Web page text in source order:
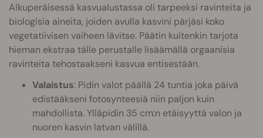
Alkuperäisessä kasvualustassa oli tarpeeksi ravinteita ja
biologisia aineita, joiden avulla kasvini pärjäsi koko
vegetatiivisen vaiheen lävitse. Päätin kuitenkin tarjota
hieman ekstraa tälle perustalle lisäämällä orgaanisia
ravinteita tehostaakseni kasvua entisestään.
Valaistus: Pidin valot päällä 24 tuntia joka päivä
edistääkseni fotosynteesiä niin paljon kuin
mahdollista. Ylläpidin 35 cm:n etäisyyttä valon ja
nuoren kasvin latvan välillä.